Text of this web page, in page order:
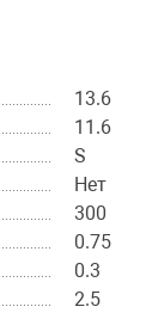
13.6
11.6
S
Нет
300
0.75
0.3
2.5